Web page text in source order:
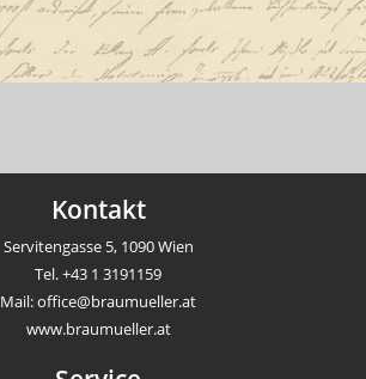
Kontakt
Servitengasse 5, 1090 Wien
Tel.+43 1 3191159
Mail:office@braumueller.at
www.braumueller.at